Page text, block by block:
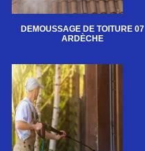
DEMOUSSAGE DE TOITURE 07
ARDÈCHE